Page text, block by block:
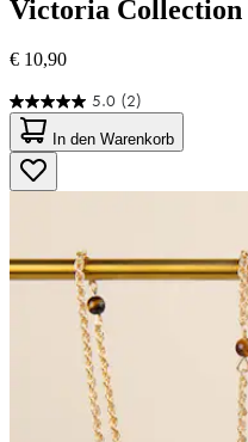
Victoria Collection
€ 10,90
5.0 (2)
5.0
von
5
Sternen.
2
In den Warenkorb